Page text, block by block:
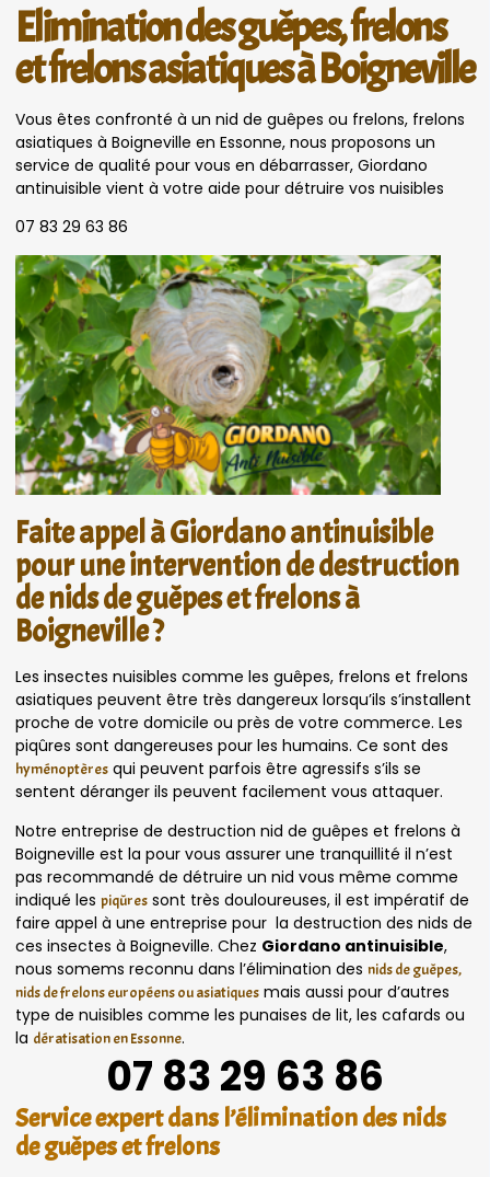
Elimination des guêpes, frelons
et frelons asiatiques à Boigneville
Vous êtes confronté à un nid de guêpes ou frelons, frelons
asiatiques à Boigneville en Essonne, nous proposons un
service de qualité pour vous en débarrasser, Giordano
antinuisible vient à votre aide pour détruire vos nuisibles
07 83 29 63 86
Faite appel à Giordano antinuisible
pour une intervention de destruction
de nids de guêpes et frelons à
Boigneville ?
Les insectes nuisibles comme les guêpes, frelons et frelons
asiatiques peuvent être très dangereux lorsqu’ils s’installent
proche de votre domicile ou près de votre commerce. Les
piqûres sont dangereuses pour les humains. Ce sont des
hyménoptères qui peuvent parfois être agressifs s’ils se
sentent déranger ils peuvent facilement vous attaquer.
Notre entreprise de destruction nid de guêpes et frelons à
Boigneville est la pour vous assurer une tranquillité il n’est
pas recommandé de détruire un nid vous même comme
indiqué les piqûres sont très douloureuses, il est impératif de
faire appel à une entreprise pour la destruction des nids de
ces insectes à Boigneville. Chez Giordano antinuisible,
nous somems reconnu dans l’élimination des nids de guêpes,
nids de frelons européens ou asiatiques mais aussi pour d’autres
type de nuisibles comme les punaises de lit, les cafards ou
la dératisation en Essonne.
07 83 29 63 86
Service expert dans l’élimination des nids
de guêpes et frelons